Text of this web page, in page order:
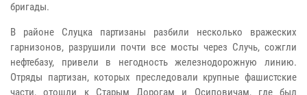
бригады.
В районе Слуцка партизаны разбили несколько вражеских
гарнизонов, разрушили почти все мосты через Случь, сожгли
нефтебазу, привели в негодность железнодорожную линию.
Отряды партизан, которых преследовали крупные фашистские